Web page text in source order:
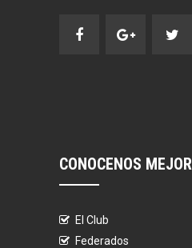
CONOCENOS MEJOR
El Club
Federados